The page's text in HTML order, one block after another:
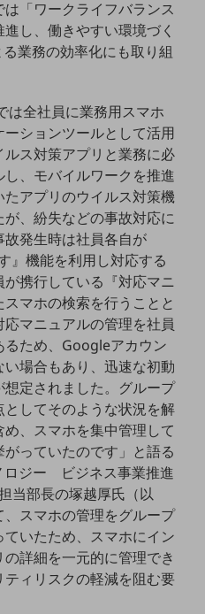
、
「ワークライフバランス
し、働きやすい環境づく
業務の効率化にも取り組
は全社員に業務用スマホ
ションツールとして活用
ス対策アプリと業務に必
、モバイルワークを推進
アプリのウイルス対策機
、紛失などの事故対応に
発生時は社員各自が
』機能を利用し対応する
携行している『対応マニ
マホの検索を行うことと
マニュアルの管理を社員
ため、Googleアカウン
い場合もあり、迅速な初動
定されました。グループ
してそのような状況を解
、スマホを集中管理して
っていたのです」と語る
ロジー ビジネス事業推進
当部長の塚越厚氏（以
スマホの管理をグループ
いたため、スマホにイン
詳細を一元的に管理でき
ィリスクの軽減を阻む要